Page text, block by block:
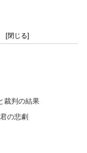
裁判の結果
の悲劇